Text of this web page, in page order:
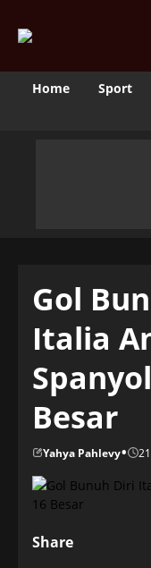
Home Sport
Gol
Italia
Besar
Yahya Pahlevy•
Share